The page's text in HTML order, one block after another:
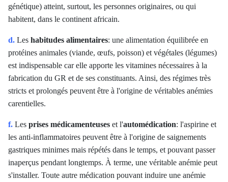
génétique) atteint, surtout, les personnes originaires, ou qui
habitent, dans le continent africain.
d. Les habitudes alimentaires: une alimentation équilibrée en
protéines animales (viande, œufs, poisson) et végétales (légumes)
est indispensable car elle apporte les vitamines nécessaires à la
fabrication du GR et de ses constituants. Ainsi, des régimes très
stricts et prolongés peuvent être à l'origine de véritables anémies
carentielles.
f. Les prises médicamenteuses et l'automédication: l'aspirine et
les anti-inflammatoires peuvent être à l'origine de saignements
gastriques minimes mais répétés dans le temps, et pouvant passer
inaperçus pendant longtemps. À terme, une véritable anémie peut
s'installer. Toute autre médication pouvant induire une anémie